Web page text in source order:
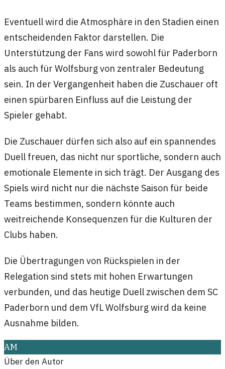
Eventuell wird die Atmosphäre in den Stadien einen
entscheidenden Faktor darstellen. Die
Unterstützung der Fans wird sowohl für Paderborn
als auch für Wolfsburg von zentraler Bedeutung
sein. In der Vergangenheit haben die Zuschauer oft
einen spürbaren Einfluss auf die Leistung der
Spieler gehabt.
Die Zuschauer dürfen sich also auf ein spannendes
Duell freuen, das nicht nur sportliche, sondern auch
emotionale Elemente in sich trägt. Der Ausgang des
Spiels wird nicht nur die nächste Saison für beide
Teams bestimmen, sondern könnte auch
weitreichende Konsequenzen für die Kulturen der
Clubs haben.
Die Übertragungen von Rückspielen in der
Relegation sind stets mit hohen Erwartungen
verbunden, und das heutige Duell zwischen dem SC
Paderborn und dem VfL Wolfsburg wird da keine
Ausnahme bilden.
AM
Über den Autor